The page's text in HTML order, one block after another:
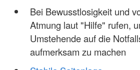
Bei Bewusstlosigkeit und
Atmung laut "Hilfe" rufen,
Umstehende auf die
aufmerksam zu machen